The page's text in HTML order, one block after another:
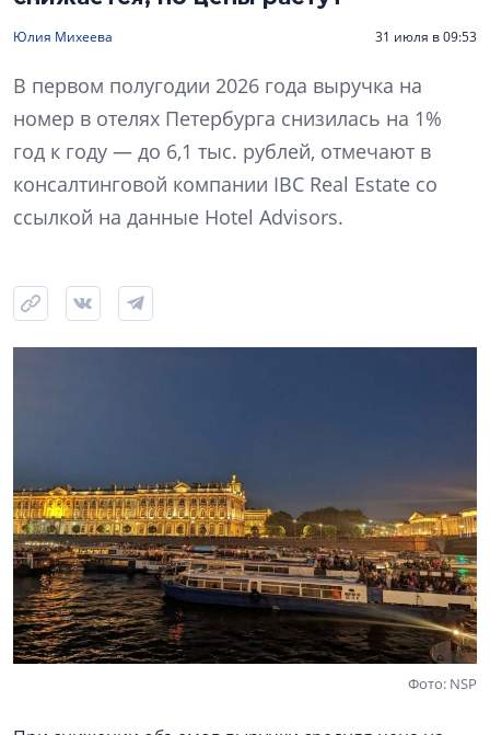
Юлия Михеева 31 июля в 09:53
В первом полугодии 2026 года выручка на
номер в отелях Петербурга снизилась на 1%
год к году — до 6,1 тыс. рублей, отмечают в
консалтинговой компании IBC Real Estate со
ссылкой на данные Hotel Advisors.
Фото: NSP